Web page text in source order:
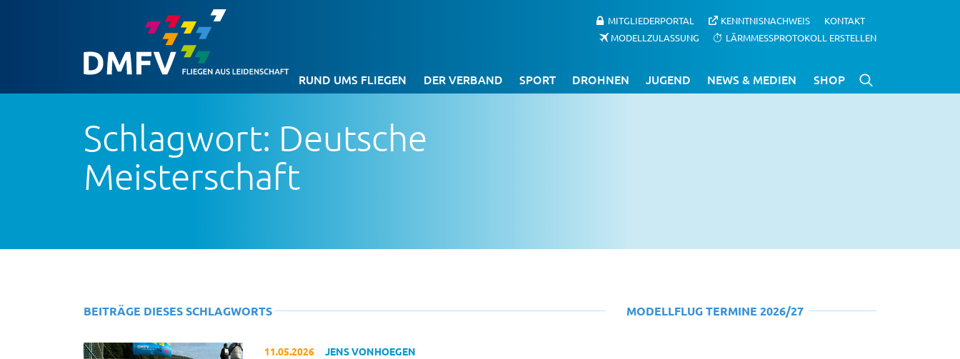
MITGLIEDERPORTAL KENNTNISNACHWEIS
KONTAKT
MODELLZULASSUNG
LÄRMMESSPROTOKOLL ERSTELLEN
RUND UMS FLIEGEN DER VERBAND SPORT DROHNEN JUGEND NEWS & MEDIEN SHOP
Schlagwort: Deutsche
Meisterschaft
BEITRÄGE DIESES SCHLAGWORTS
11.05.2026 JENS VONHOEGEN
MODELLFLUG TERMINE 2026/27